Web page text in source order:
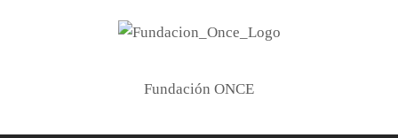
Fundación ONCE